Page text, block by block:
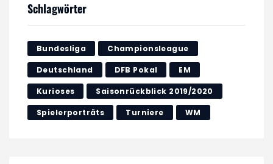
Schlagwörter
Bundesliga Championsleague
Deutschland DFB Pokal EM
Kurioses Saisonrückblick 2019/2020
Spielerporträts Turniere WM